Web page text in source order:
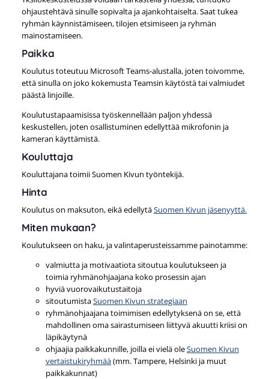
ohjaustehtävä sinulle sopivalta ja ajankohtaiselta. Saat tukea
ryhmän käynnistämiseen, tilojen etsimiseen ja ryhmän
mainostamiseen.
Paikka
Koulutus toteutuu Microsoft Teams-alustalla, joten toivomme,
että sinulla on joko kokemusta Teamsin käytöstä tai valmiudet
päästä linjoille.
Koulutustapaamisissa työskennellään paljon yhdessä
keskustellen, joten osallistuminen edellyttää mikrofonin ja
kameran käyttämistä.
Kouluttaja
Kouluttajana toimii Suomen Kivun työntekijä.
Hinta
Koulutus on maksuton, eikä edellytäSuomen Kivun jäsenyyttä.
Miten mukaan?
Koulutukseen on haku, ja valintaperusteissamme painotamme:
valmiutta ja motivaatiota sitoutua koulutukseen ja
toimia ryhmänohjaajana koko prosessin ajan
hyviä vuorovaikutustaitoja
sitoutumistaSuomen Kivun strategiaan
ryhmänohjaajana toimimisen edellytyksenä on se, että
mahdollinen oma sairastumiseen liittyvä akuutti kriisi on
läpikäytynä
ohjaajia paikkakunnille, joilla ei vielä oleSuomen Kivun
vertaistukiryhmää(mm. Tampere, Helsinki ja muut
paikkakunnat)